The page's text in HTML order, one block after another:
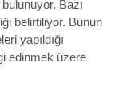
Bazı
belirtiliyor. Bunun
yapıldığı
edinmek üzere